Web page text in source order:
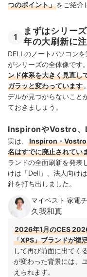
つのポイント」をご紹介
1
まずはシリー
年の大刷新に
DELLのノートパソコン
がシリーズの全体像です。
ンド体系を大きく見直し
ガラッと変わっています
デルが見つからないこと
ておきましょう。
InspironやVostro、
実は、
Inspiron・Vostro
名はすでに廃止されてい
ランドの全面刷新を発表
けは「Dell」、法人向け
針を打ち出しました。
マイベスト 家電
久我和真
2026年1月のCES
「XPS」ブランドが復
して再び前面に出てく
が変わった背景には、
えられます。